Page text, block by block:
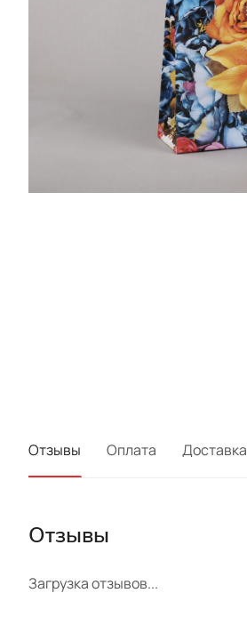
Отзывы Оплата Доставка
Отзывы
Загрузка отзывов...